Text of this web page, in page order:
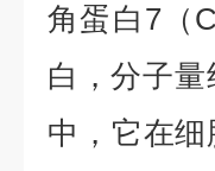
角蛋白7（
白，分子
中，它在